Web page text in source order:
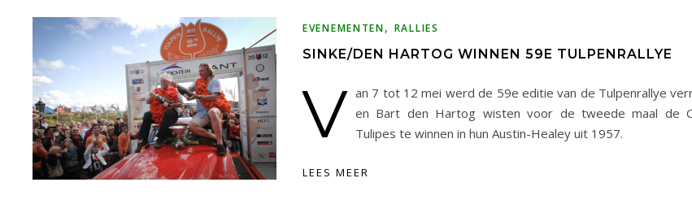
EVENEMENTEN, RALLIES
SINKE/DEN HARTOG WINNEN 59E TULPENRALLYE
V an 7 tot 12 mei werd de 59e editie van de Tulpenrallye
en Bart den Hartog wisten voor de tweede maal de
Tulipes te winnen in hun Austin-Healey uit 1957.
LEES MEER